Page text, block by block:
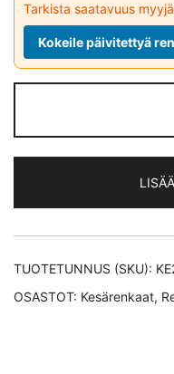
Tarkista saatavuus
Kokeile päivitettyä
TUOTETUNNUS (SKU):
OSASTOT: Kesärenkaat,